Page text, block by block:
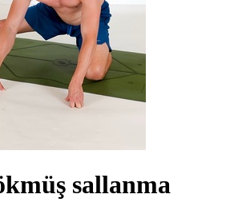
sallanma